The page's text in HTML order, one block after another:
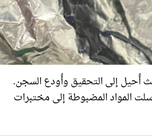
ومن سكان نهاريا، حيث أُحيل إلى التحقيق وأُودع السجن.
المواد المضبوطة إلى مختبرات